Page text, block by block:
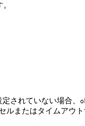
されていない場合、
ルまたはタイムア